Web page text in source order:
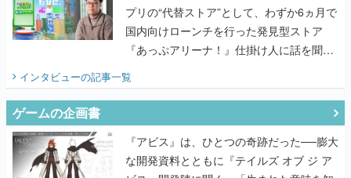
プリの“代替ストア”として、わずか6ヵ月で
国内向けローンチを行った発見型ストア
『あっぷアリーナ！』仕掛け人に話を聞い
てみた
インタビューの記事一覧
ゲームの企画書
『アビス』は、ひとつの奇跡だった──膨大
な開発資料とともに『テイルズ オブ ジ ア